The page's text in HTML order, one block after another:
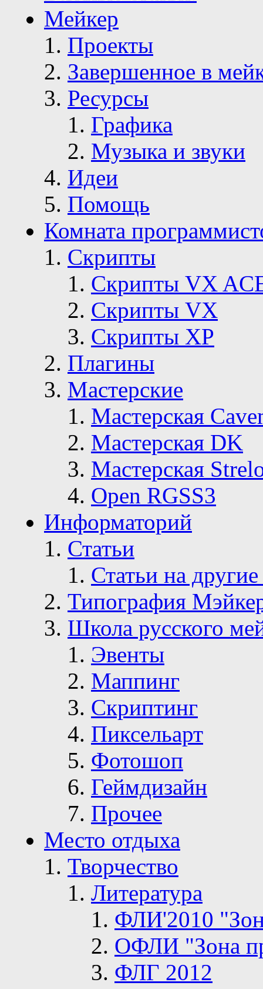
Мейкер
Проекты
Завершенное в
Ресурсы
Графика
Музыка и звуки
Идеи
Помощь
Комната
Скрипты
Скрипты VX
Скрипты VX
Скрипты ХР
Плагины
Мастерские
Мастерская
Мастерская DK
Мастерская
Open RGSS3
Информаторий
Статьи
Статьи на
Типография
Школа русского
Эвенты
Маппинг
Скриптинг
Пиксельарт
Фотошоп
Геймдизайн
Прочее
Место отдыха
Творчество
Литература
ФЛИ'2010
ОФЛИ "Зона
ФЛГ 2012